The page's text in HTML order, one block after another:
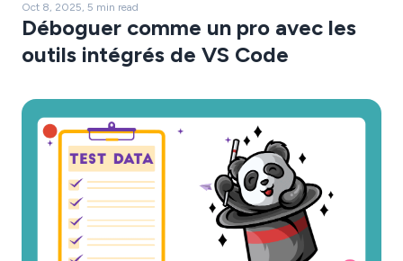
Oct 8, 2025, 5 min read
Déboguer comme un pro avec les
outils intégrés de VS Code